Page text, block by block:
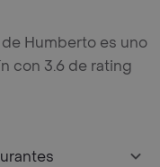
Humberto es uno
con 3.6 de rating